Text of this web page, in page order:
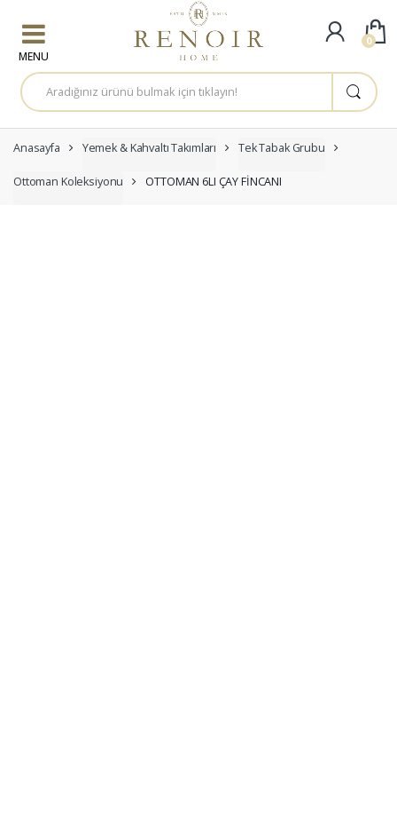
A
r
a
a
:
Anasayfa Yemek & Kahvaltı Takımları Tek Tabak Grubu
Ottoman Koleksiyonu OTTOMAN 6LI ÇAY FİNCANI
0